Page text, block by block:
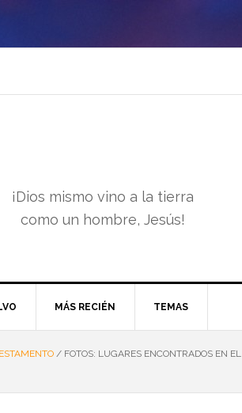
¡Dios mismo vino a la tierra
como un hombre, Jesús!
MÁS RECIÉN TEMAS
/ FOTOS: LUGARES ENCONTRADOS EN EL